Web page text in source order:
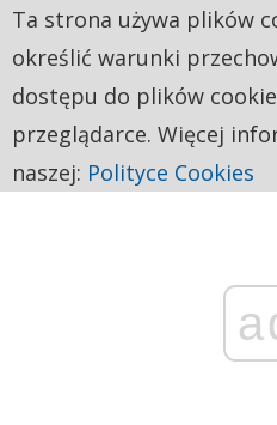
Ta strona używa plików
określić warunki
dostępu do plików
przeglądarce. Więcej
naszej: Polityce Cookies